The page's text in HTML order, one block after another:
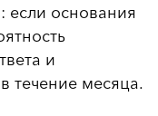
если основания
и
течение месяца.